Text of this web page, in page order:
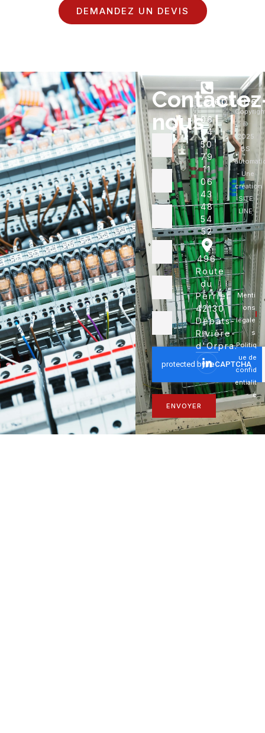
DEMANDEZ UN DEVIS
nous
ENVOYER
Téléphone
06
84
50
79
11
06
43
48
54
52
496
Route
du
Perrier
42130
Débats-
Rivière-
d'Orpra.
©
2025
BS
- Une
création
SITE
LINE
Menti
ons
légale
s
Politiq
ue de
confid
entialit
é